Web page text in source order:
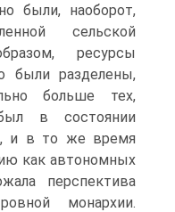
были, наоборот,
сельской
ресурсы
были разделены,
больше тех,
в состоянии
и в то же время
как автономных
перспектива
монархии.